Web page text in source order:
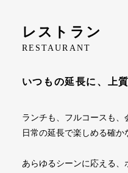
レストラン
RESTAURANT
いつもの延長に、上
ランチも、フルコースも、
日常の延長で楽しめる確か
あらゆるシーンに応える、